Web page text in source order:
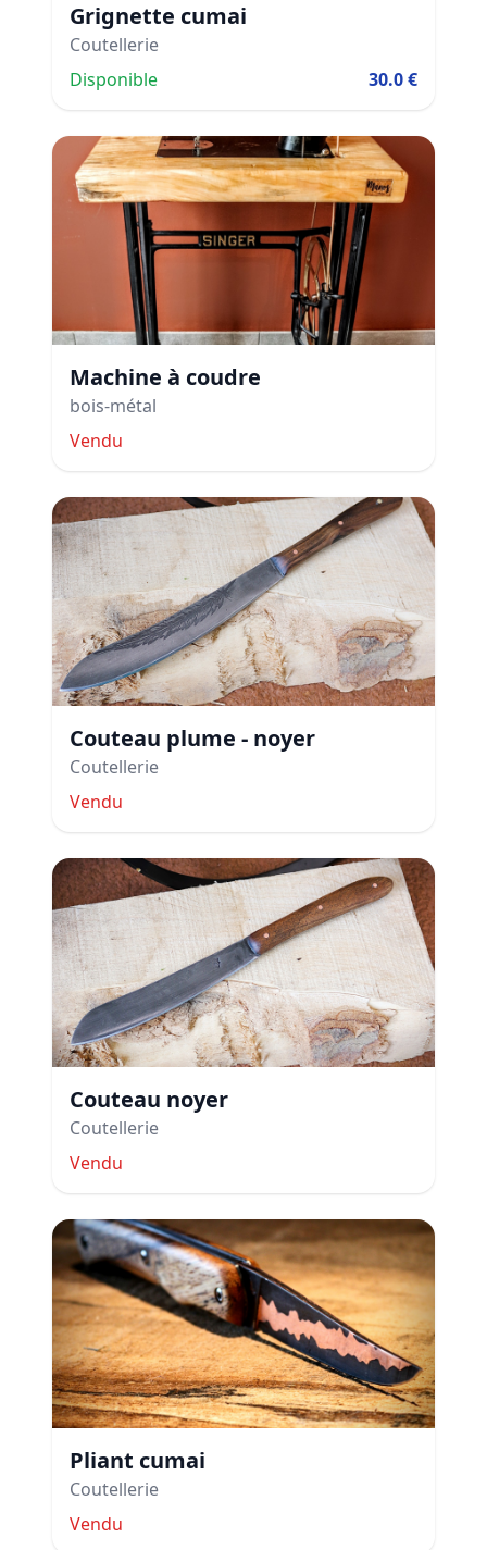
Grignette cumai
Coutellerie
Disponible
30.0 €
Machine à coudre
bois-métal
Vendu
Couteau plume - noyer
Coutellerie
Vendu
Couteau noyer
Coutellerie
Vendu
Pliant cumai
Coutellerie
Vendu